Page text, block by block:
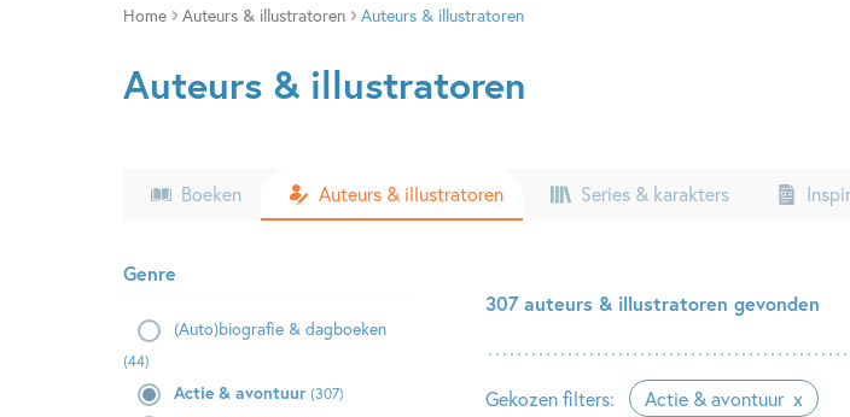
Home Auteurs & illustratoren Auteurs & illustratoren
Auteurs & illustratoren
Boeken Auteurs & illustratoren Series & karakters
Genre
(Auto)biografie & dagboeken
(44)
Actie & avontuur (307)
307 auteurs & illustratoren gevonden
Gekozen filters: Actie & avontuur